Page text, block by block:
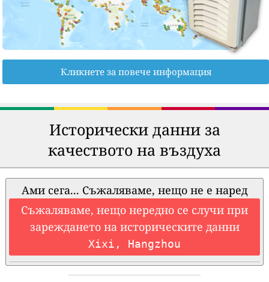
Кликнете за повече информация
Исторически данни за
качеството на въздуха
Ами сега... Съжаляваме, нещо не е наред
Съжаляваме, нещо нередно се случи при
зареждането на историческите данни
Xixi, Hangzhou